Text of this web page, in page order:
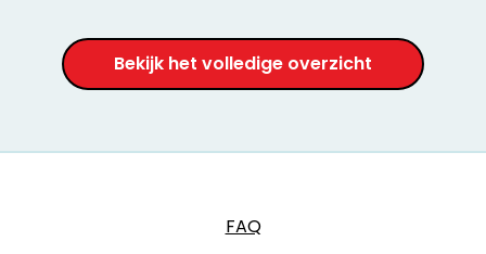
Bekijk het volledige overzicht
FAQ